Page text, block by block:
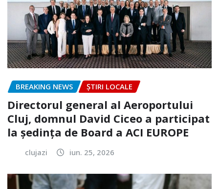
BREAKING NEWS ȘTIRI LOCALE
Directorul general al Aeroportului
Cluj, domnul David Ciceo a participat
la ședința de Board a ACI EUROPE
clujazi iun. 25, 2026